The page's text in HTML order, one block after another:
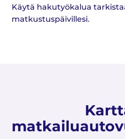
Käytä hakutyökalua
matkustuspäivillesi.